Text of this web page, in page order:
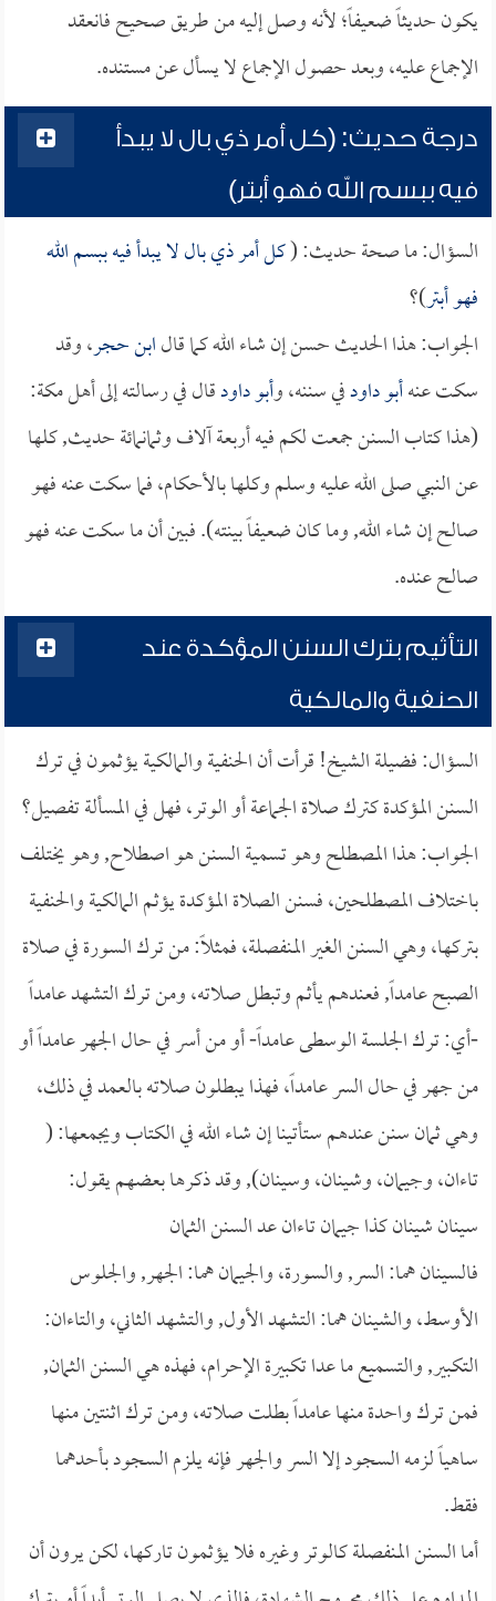
يكون حديثاً ضعيفاً؛ لأنه وصل إليه من طريق صحيح فانعقد
الإجماع عليه، وبعد حصول الإجماع لا يسأل عن مستنده.
درجة حديث: (كل أمر ذي بال لا يبدأ
فيه ببسم الله فهو أبتر)
السؤال: ما صحة حديث: (كل أمر ذي بال لا يبدأ فيه ببسم الله
فهو أبتر)؟
الجواب: هذا الحديث حسن إن شاء الله كما قالابن حجر، وقد
سكت عنهأبو داودفي سننه، وأبو داودقال في رسالته إلى أهل مكة:
(هذا كتاب السنن جمعت لكم فيه أربعة آلاف وثمانمائة حديث, كلها
عن النبي صلى الله عليه وسلم وكلها بالأحكام، فما سكت عنه فهو
صالح إن شاء الله, وما كان ضعيفاً بينته). فبين أن ما سكت عنه فهو
صالح عنده.
التأثيم بترك السنن المؤكدة عند
الحنفية والمالكية
السؤال: فضيلة الشيخ! قرأت أن الحنفية والمالكية يؤثمون في ترك
السنن المؤكدة كترك صلاة الجماعة أو الوتر، فهل في المسألة تفصيل؟
الجواب: هذا المصطلح وهو تسمية السنن هو اصطلاح, وهو يختلف
باختلاف المصطلحين، فسنن الصلاة المؤكدة يؤثم المالكية والحنفية
بتركها، وهي السنن الغير المنفصلة، فمثلاً: من ترك السورة في صلاة
الصبح عامداً, فعندهم يأثم وتبطل صلاته، ومن ترك التشهد عامداً
-أي: ترك الجلسة الوسطى عامداً- أو من أسر في حال الجهر عامداً أو
من جهر في حال السر عامداً، فهذا يبطلون صلاته بالعمد في ذلك،
وهي ثمان سنن عندهم ستأتينا إن شاء الله في الكتاب ويجمعها: (
تاءان، وجيمان، وشينان، وسينان), وقد ذكرها بعضهم يقول:
سينان شينان كذا جيمان تاءان عد السنن الثمان
فالسينان هما: السر, والسورة، والجيمان هما: الجهر, والجلوس
الأوسط، والشينان هما: التشهد الأول, والتشهد الثاني، والتاءان:
التكبير, والتسميع ما عدا تكبيرة الإحرام، فهذه هي السنن الثمان,
فمن ترك واحدة منها عامداً بطلت صلاته، ومن ترك اثنتين منها
ساهياً لزمه السجود إلا السر والجهر فإنه يلزم السجود بأحدهما
فقط.
أما السنن المنفصلة كالوتر وغيره فلا يؤثمون تاركها، لكن يرون أن